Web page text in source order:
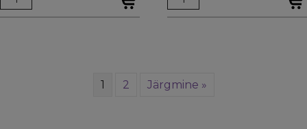
€ 0,40.
€ 0,30.
€ 0,15.
€ 0,12.
1 2 Järgmine »